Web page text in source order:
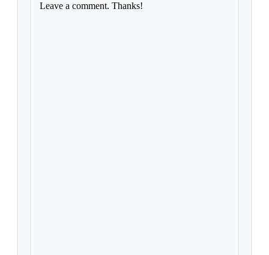
Leave a comment. Thanks!